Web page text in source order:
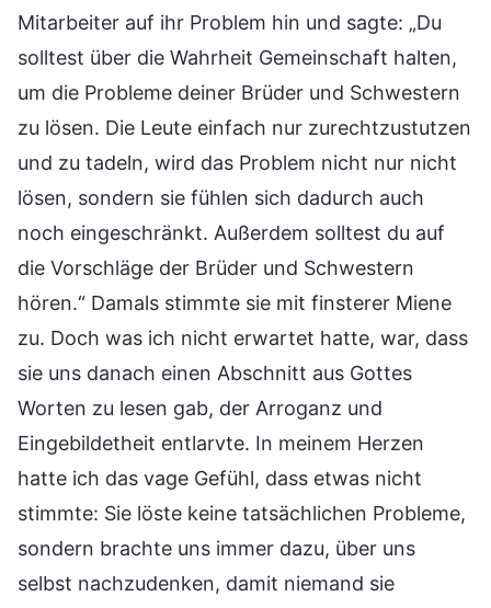
Mitarbeiter auf ihr Problem hin und sagte: „Du
solltest über die Wahrheit Gemeinschaft halten,
um die Probleme deiner Brüder und Schwestern
zu lösen. Die Leute einfach nur zurechtzustutzen
und zu tadeln, wird das Problem nicht nur nicht
lösen, sondern sie fühlen sich dadurch auch
noch eingeschränkt. Außerdem solltest du auf
die Vorschläge der Brüder und Schwestern
hören.“ Damals stimmte sie mit finsterer Miene
zu. Doch was ich nicht erwartet hatte, war, dass
sie uns danach einen Abschnitt aus Gottes
Worten zu lesen gab, der Arroganz und
Eingebildetheit entlarvte. In meinem Herzen
hatte ich das vage Gefühl, dass etwas nicht
stimmte: Sie löste keine tatsächlichen Probleme,
sondern brachte uns immer dazu, über uns
selbst nachzudenken, damit niemand sie